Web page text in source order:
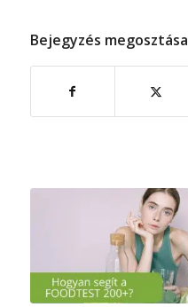
Bejegyzés megosztása